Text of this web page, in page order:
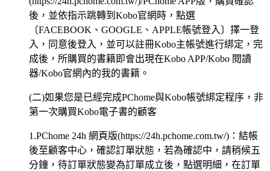
後，並依指示跳轉到Kobo官網時，點選
〔FACEBOOK、GOOGLE、APPLE帳號登入〕擇一登
入，同意後登入，並可以註冊Kobo主帳號進行綁定，完
成後，所購買的書籍即會出現在Kobo APP/Kobo 閱讀
器/Kobo官網內的我的書籍。
(二)如果您是已經完成PChome與Kobo帳號綁定程序，非
第一次購買Kobo電子書的顧客
1.PChome 24h 網頁版(https://24h.pchome.com.tw/)：結帳
後至顧客中心，確認訂單狀態，若為確認中，請稍候五
分鐘，待訂單狀態變為訂單成立後，點選明細，在訂單